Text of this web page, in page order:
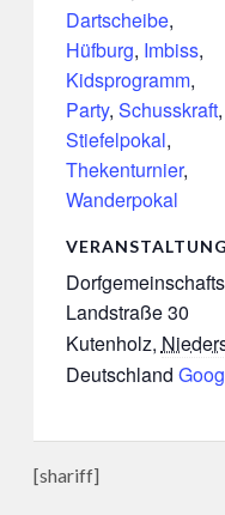
Dartscheibe,
Hüfburg, Imbiss,
Kidsprogramm,
Party, Schusskraft,
Stiefelpokal,
Thekenturnier,
Wanderpokal
Landstraße 30
Kutenholz,
Deutschland
[shariff]